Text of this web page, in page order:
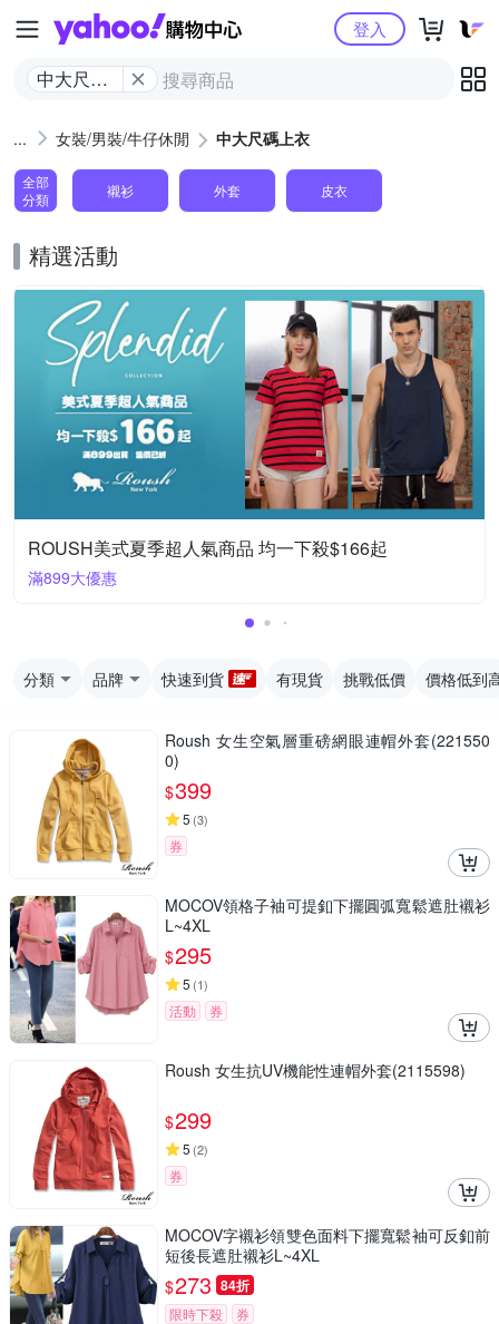
Yahoo購物中心
中大尺碼
登入
女裝/男裝/牛仔休閒 中大尺碼上衣
全部
分類
襯衫 外套 皮衣
精選活動
ROUSH美式夏季超人氣商品 均一下殺$166起
滿899大優惠
分類 品牌 快速到貨 有現貨 挑戰低價 價格低到
Roush 女生空氣層重磅網眼連帽外套(221550
0)
$399
5 (3)
券
MOCOV領格子袖可提釦下擺圓弧寬鬆遮肚襯衫
L~4XL
$295
5 (1)
活動 券
Roush 女生抗UV機能性連帽外套(2115598)
$299
5 (2)
券
MOCOV字襯衫領雙色面料下擺寬鬆袖可反釦前
短後長遮肚襯衫L~4XL
$273 84折
限時下殺 券